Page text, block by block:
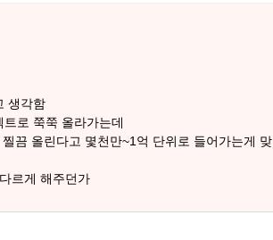
생각함
로 쭉쭉 올라가는데
끔 올린다고 몇천만~1억 단위로 들어가는게 맞
르게 해주던가